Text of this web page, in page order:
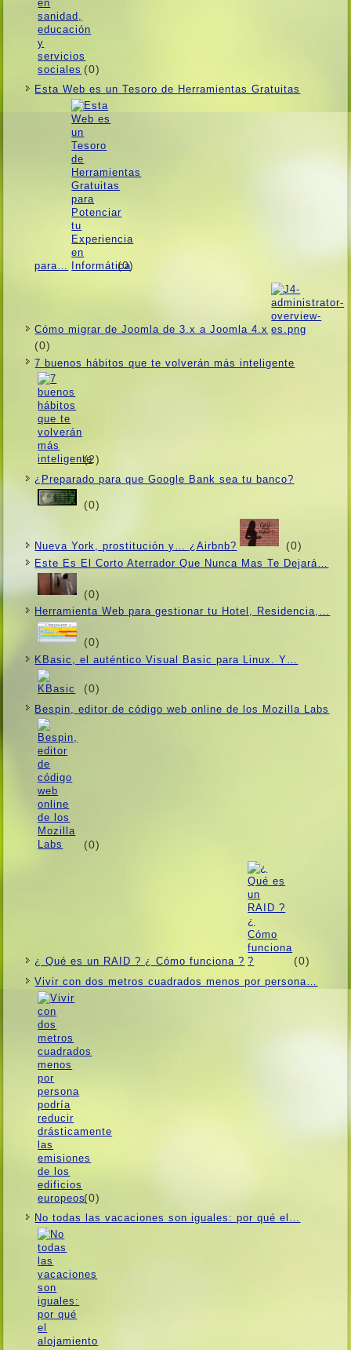
(0)
Esta Web es un Tesoro de Herramientas Gratuitas
para… (0)
Cómo migrar de Joomla de 3.x a Joomla 4.x
(0)
7 buenos hábitos que te volverán más inteligente
(2)
¿Preparado para que Google Bank sea tu banco?
(0)
Nueva York, prostitución y… ¿Airbnb? (0)
Este Es El Corto Aterrador Que Nunca Mas Te Dejará…
(0)
Herramienta Web para gestionar tu Hotel, Residencia,…
(0)
KBasic, el auténtico Visual Basic para Linux. Y…
(0)
Bespin, editor de código web online de los Mozilla Labs
(0)
¿ Qué es un RAID ? ¿ Cómo funciona ? (0)
Vivir con dos metros cuadrados menos por persona…
(0)
No todas las vacaciones son iguales: por qué el…